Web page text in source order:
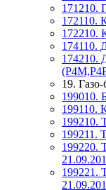
171210.
172110.
172210.
174110.
174210.
19.
199010.
199110.
199210.
199211.
199220.
199221.